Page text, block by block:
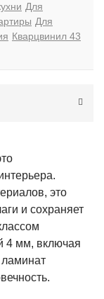
Для
Для
Кварцвинил 43
это
и сохраняет
4 мм, включая